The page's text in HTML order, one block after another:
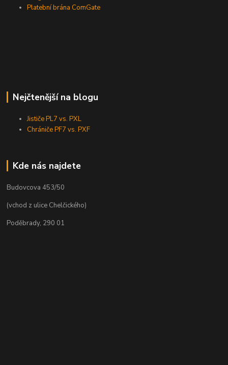
Platební brána ComGate
Nejčtenější na blogu
Jističe PL7 vs. PXL
Chrániče PF7 vs. PXF
Kde nás najdete
Budovcova 453/50
(vchod z ulice Chelčického)
Poděbrady, 290 01